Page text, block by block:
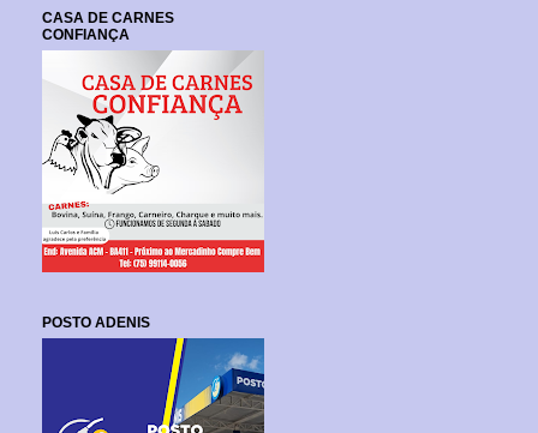
CASA DE CARNES
CONFIANÇA
POSTO ADENIS